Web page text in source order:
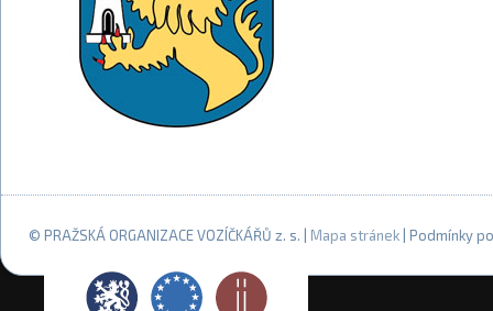
© PRAŽSKÁ ORGANIZACE VOZÍČKÁŘŮ z. s. | Mapa stránek | Podmínky